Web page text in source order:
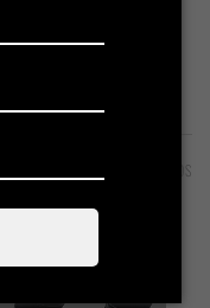
27 PRODUTOS